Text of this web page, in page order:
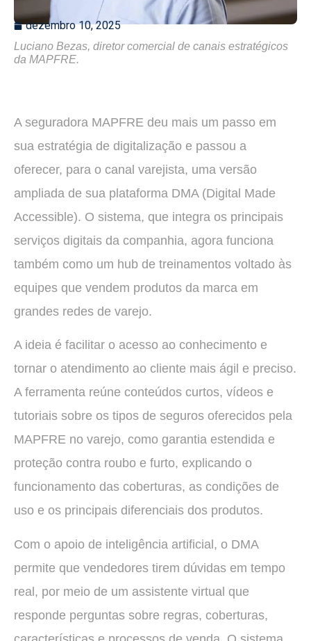
dezembro 10, 2025
Luciano Bezas, diretor comercial de canais estratégicos
da MAPFRE.
A seguradora MAPFRE deu mais um passo em
sua estratégia de digitalização e passou a
oferecer, para o canal varejista, uma versão
ampliada de sua plataforma DMA (Digital Made
Accessible). O sistema, que integra os principais
serviços digitais da companhia, agora funciona
também como um hub de treinamentos voltado às
equipes que vendem produtos da marca em
grandes redes de varejo.
A ideia é facilitar o acesso ao conhecimento e
tornar o atendimento ao cliente mais ágil e preciso.
A ferramenta reúne conteúdos curtos, vídeos e
tutoriais sobre os tipos de seguros oferecidos pela
MAPFRE no varejo, como garantia estendida e
proteção contra roubo e furto, explicando o
funcionamento das coberturas, as condições de
uso e os principais diferenciais dos produtos.
Com o apoio de inteligência artificial, o DMA
permite que vendedores tirem dúvidas em tempo
real, por meio de um assistente virtual que
responde perguntas sobre regras, coberturas,